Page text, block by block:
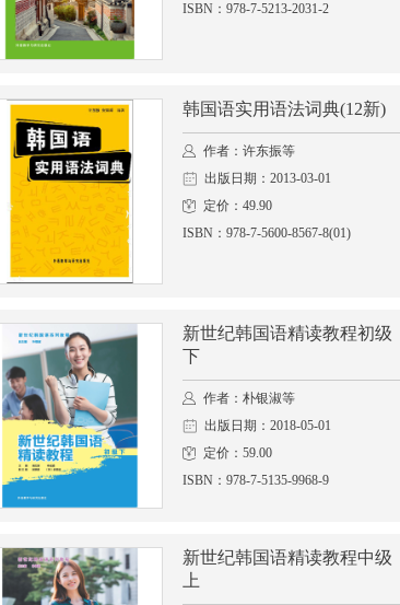
ISBN：978-7-5213-2031-2
韩国语实用语法词典(12新)
作者：许东振等
出版日期：2013-03-01
定价：49.90
ISBN：978-7-5600-8567-8(01)
新世纪韩国语精读教程初级
下
作者：朴银淑等
出版日期：2018-05-01
定价：59.00
ISBN：978-7-5135-9968-9
新世纪韩国语精读教程中级
上